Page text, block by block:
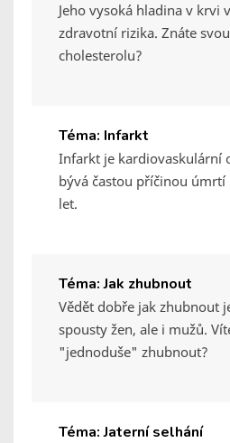
Jeho vysoká hladina v krvi
zdravotní rizika. Znáte
cholesterolu?
Téma: Infarkt
Infarkt je kardiovaskulární
bývá častou příčinou úmrtí
let.
Téma: Jak zhubnout
Vědět dobře jak zhubnout
spousty žen, ale i mužů.
"jednoduše" zhubnout?
Téma: Jaterní selhání